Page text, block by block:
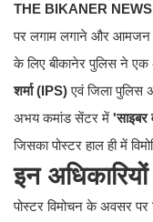
THE BIKANER
पर लगाम लगाने और आमजन
के लिए बीकानेर पुलिस ने एक
शर्मा (IPS)एवं जिला पुलिस
अभय कमांड सेंटर में 'साइबर
जिसका पोस्टर हाल ही में
इन
​पोस्टर विमोचन के अवसर पर